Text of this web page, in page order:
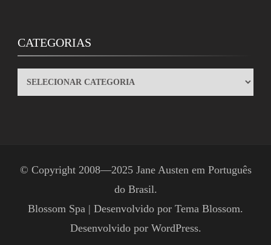
CATEGORIAS
CATEGORIAS
© Copyright 2008—2025 Jane Austen em Português
do Brasil.
Blossom Spa | Desenvolvido por Tema Blossom.
Desenvolvido por WordPress.